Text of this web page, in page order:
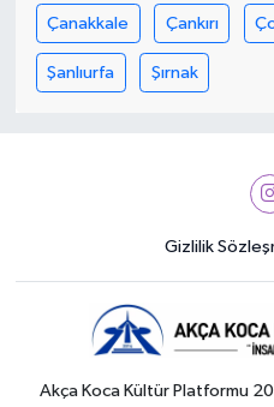
Çanakkale Çankırı
Şanlıurfa Şırnak
Gizlilik
Akça Koca Kültür Platformu